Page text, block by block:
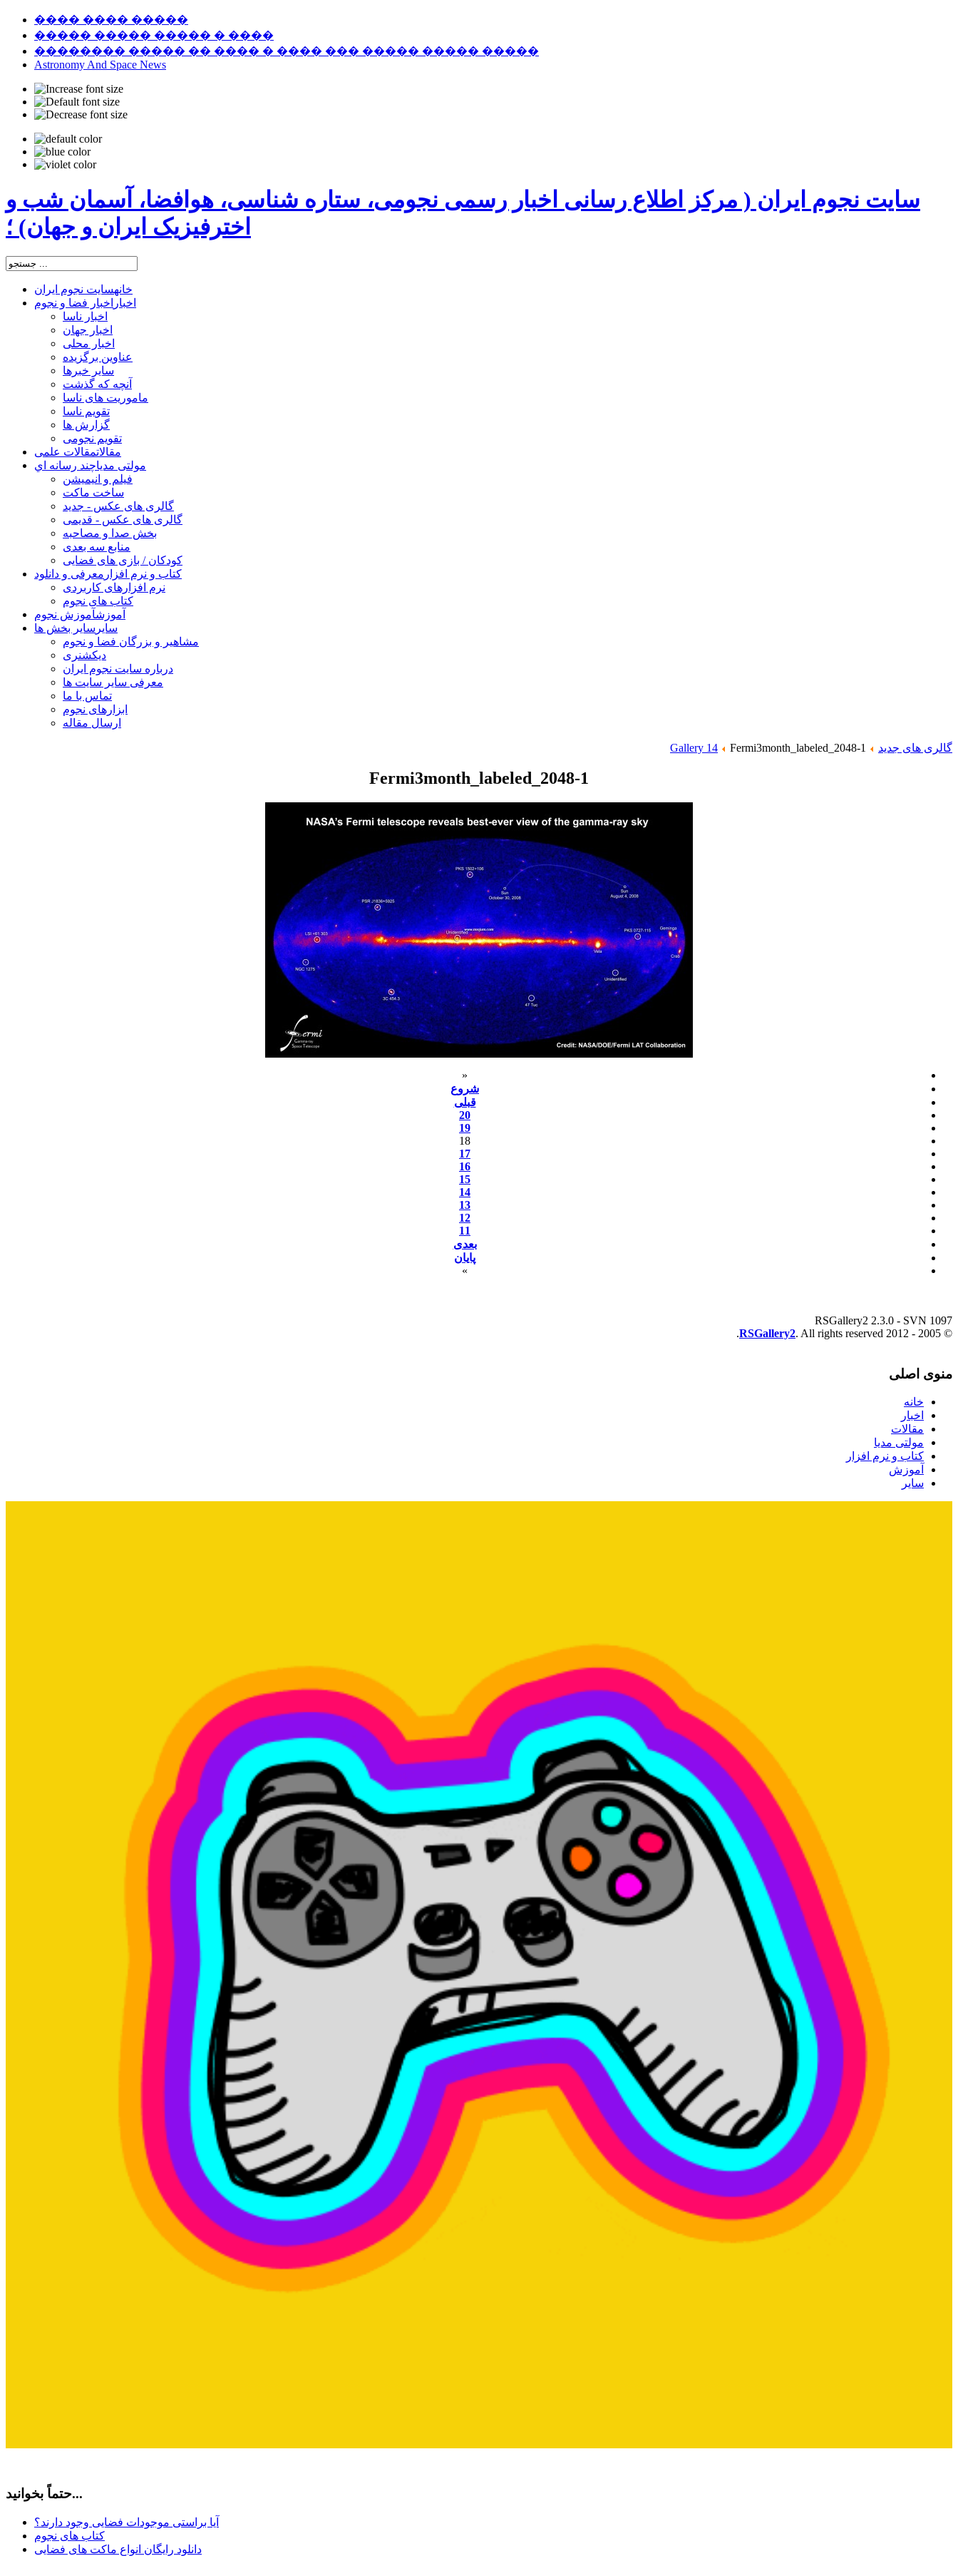
���� ���� �����
����� ����� ����� � ����
�������� ����� �� ���� � ���� ��� ����� ����� �����
Astronomy And Space News
سایت نجوم ایران ( مرکز اطلاع رسانی اخبار رسمی نجومی، ستاره شناسی، هوافضا، آسمان شب و
اخترفیزیک ایران و جهان) ؛
خانهسایت نجوم ایران
اخبار اخبار فضا و نجوم
اخبار ناسا
اخبار جهان
اخبار محلی
عناوین برگزیده
سایر خبرها
آنچه که گذشت
ماموریت های ناسا
تقویم ناسا
گزارش ها
تقویم نجومی
مقالاتمقالات علمی
مولتی مدیاچند رسانه اي
فیلم و انیمیشن
ساخت ماکت
گالری های عکس - جدید
گالری های عکس - قدیمی
بخش صدا و مصاحبه
منابع سه بعدی
کودکان / بازی های فضایی
کتاب و نرم افزار معرفی و دانلود
نرم افزارهای کاربردی
کتاب های نجوم
آموزشآموزش نجوم
سایر سایر بخش ها
مشاهیر و بزرگان فضا و نجوم
دیکشنری
درباره سایت نجوم ایران
معرفی سایر سایت ها
تماس با ما
ابزارهای نجوم
ارسال مقاله
گالری های جدید Gallery 14 Fermi3month_labeled_2048-1
Fermi3month_labeled_2048-1
«
شروع
قبلی
20
19
18
17
16
15
14
13
12
11
بعدی
پایان
»
RSGallery2 2.3.0 - SVN 1097
© 2005 - 2012
RSGallery2. All rights reserved.
منوی اصلی
خانه
اخبار
مقالات
مولتی مدیا
کتاب و نرم افزار
آموزش
سایر
حتماً بخوانید...
آیا براستی موجودات فضایی وجود دارند؟
کتاب های نجوم
دانلود رایگان انواع ماکت های فضایی